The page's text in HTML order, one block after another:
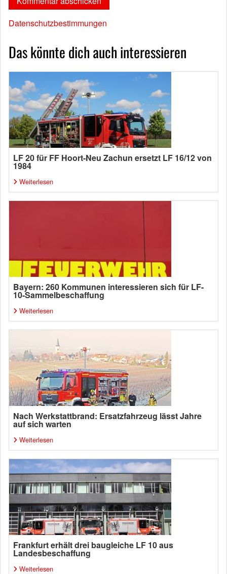
Datenschutzbestimmungen
Das könnte dich auch interessieren
LF 20 für FF Hoort-Neu Zachun ersetzt LF 16/12 von
1984
Weiterlesen
Bayern: 260 Kommunen interessieren sich für LF-
10-Sammelbeschaffung
Weiterlesen
Nach Werkstattbrand: Ersatzfahrzeug lässt Jahre
auf sich warten
Weiterlesen
Frankfurt erhält drei baugleiche LF 10 aus
Landesbeschaffung
Weiterlesen